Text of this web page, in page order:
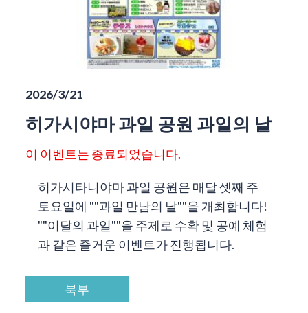
2026/3/21
히가시야마 과일 공원 과일의 날
이 이벤트는 종료되었습니다.
히가시타니야마 과일 공원은 매달 셋째 주
토요일에 ""과일 만남의 날""을 개최합니다!
""이달의 과일""을 주제로 수확 및 공예 체험
과 같은 즐거운 이벤트가 진행됩니다.
북부